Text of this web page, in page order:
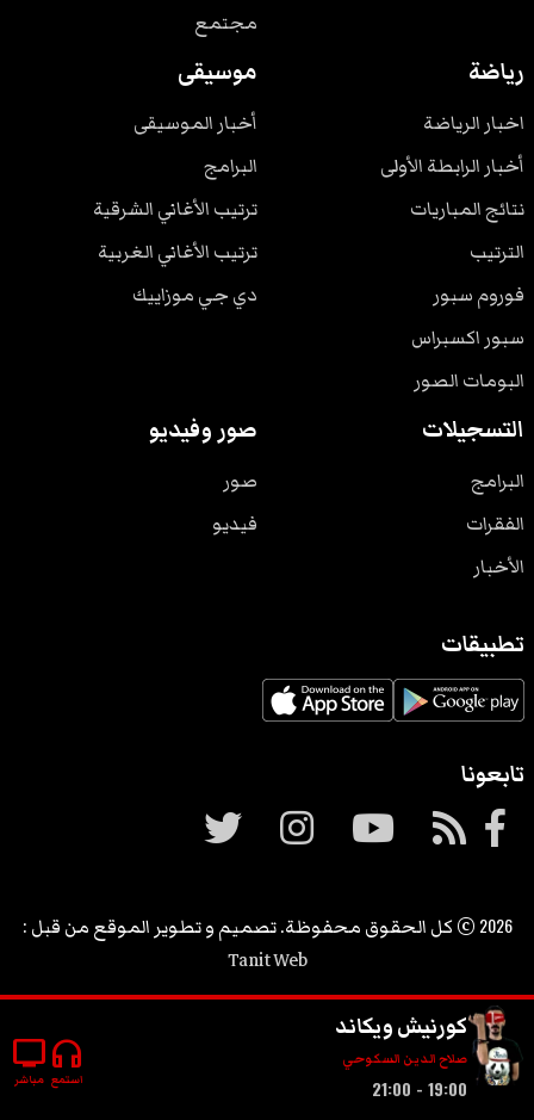
مجتمع
رياضة
اخبار الرياضة
أخبار الرابطة الأولى
نتائج المباريات
الترتيب
فوروم سبور
سبور اكسبراس
البومات الصور
موسيقى
أخبار الموسيقى
البرامج
ترتيب الأغاني الشرقية
ترتيب الأغاني الغربية
دي جي موزاييك
التسجيلات
البرامج
الفقرات
الأخبار
صور وفيديو
صور
فيديو
تطبيقات
تابعونا
2026 © كل الحقوق محفوظة. تصميم و تطوير الموقع من قبل :
Tanit Web
كورنيش ويكاند
صلاح الدين السكوحي
19:00 - 21:00
headphones
استمع
tv
مباشر